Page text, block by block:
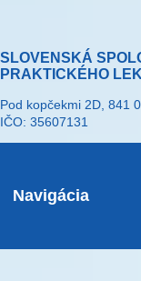
SLOVENSKÁ
PRAKTICKÉHO
Pod kopčekmi 2D, 841
IČO: 35607131
Navigácia